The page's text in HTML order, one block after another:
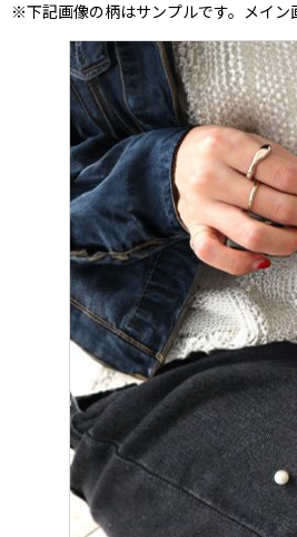
※下記画像の柄はサンプルです。メイン